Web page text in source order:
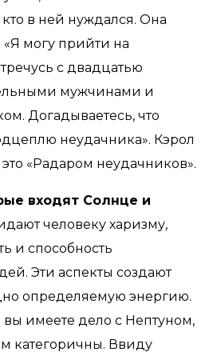
в ней нуждался. Она
«Я могу прийти на
с двадцатью
мужчинами и
Догадываетесь, что
неудачника». Кэрол
«Радаром неудачников».
входят Солнце и
человеку харизму,
и способность
Эти аспекты создают
определяемую энергию.
вы имеете дело с Нептуном,
категоричны. Ввиду